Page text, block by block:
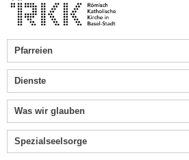
Pfarreien
Dienste
Was wir glauben
Spezialseelsorge